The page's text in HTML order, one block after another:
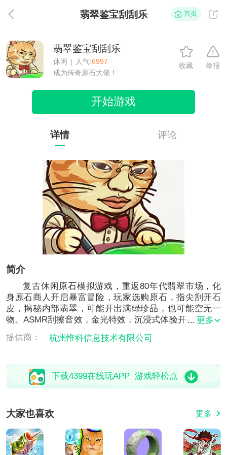
翡翠鉴宝刮刮乐 首页
翡翠鉴宝刮刮乐
休闲 | 人气:6997
成为传奇原石大佬！
收藏 举报
开始游戏
详情 评论
简介
复古休闲原石模拟游戏，重返80年代翡翠市场，化
身原石商人开启暴富冒险，玩家选购原石，指尖刮开石
皮，揭秘内部翡翠，可能开出满绿珍品，也可能空无一
物。ASMR刮擦音效，金光特效，沉浸式体验开石快感。
兼具经营策略，需按时缴纳租金，加工成品售卖，解锁
高级矿脉与藏品图鉴。运气与眼力并存，感受一刀暴富
更多
提供商：
杭州惟科信息技术有限公司
下载4399在线玩APP 游戏轻松点
大家也喜欢 更多